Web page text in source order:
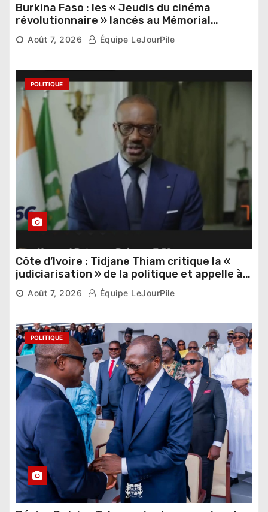
Burkina Faso : les « Jeudis du cinéma
révolutionnaire » lancés au Mémorial
Thomas Sankara
Août 7, 2026 Équipe LeJourPile
POLITIQUE
Côte d’Ivoire : Tidjane Thiam critique la «
judiciarisation » de la politique et appelle à
poursuivre l’apaisement
Août 7, 2026 Équipe LeJourPile
POLITIQUE